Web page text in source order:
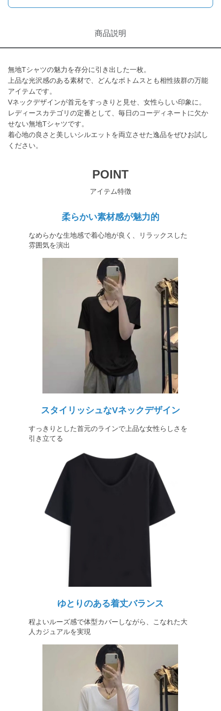
商品説明
無地Tシャツの魅力を存分に引き出した一枚。
上品な光沢感のある素材で、どんなボトムスとも相性抜群の万能
アイテムです。
Vネックデザインが首元をすっきりと見せ、女性らしい印象に。
レディースカテゴリの定番として、毎日のコーディネートに欠か
せない無地Tシャツです。
着心地の良さと美しいシルエットを両立させた逸品をぜひお試し
ください。
POINT
アイテム特徴
柔らかい素材感が魅力的
なめらかな生地感で着心地が良く、リラックスした
雰囲気を演出
スタイリッシュなVネックデザイン
すっきりとした首元のラインで上品な女性らしさを
引き立てる
ゆとりのある着丈バランス
程よいルーズ感で体型カバーしながら、こなれた大
人カジュアルを実現